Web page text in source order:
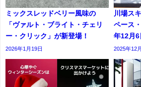
ミックスレッドベリー風味の
「ヴァルト・ブライト・チェリ
ー・クリック」が新登場！
2026年1月19日
川場ス
ペース
年12月6
2025年12